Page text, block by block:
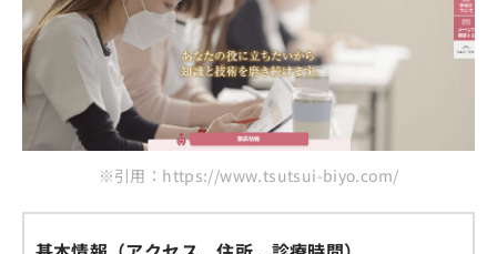
※引用：https://www.tsutsui-biyo.com/